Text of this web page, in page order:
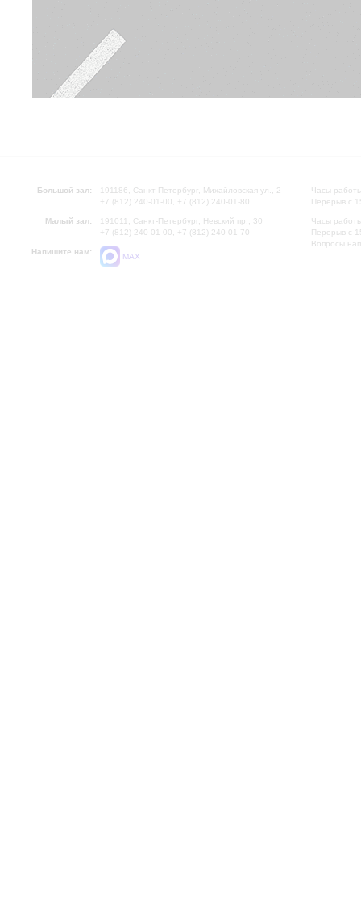
Большой зал:
191186, Санкт-Петербург, Михайловская ул., 2
+7 (812) 240-01-00, +7 (812) 240-01-80
Малый зал:
191011, Санкт-Петербург, Невский пр., 30
+7 (812) 240-01-00, +7 (812) 240-01-70
Напишите нам:
MAX
Часы
Перерыв с
Часы
Перерыв с
Вопросы